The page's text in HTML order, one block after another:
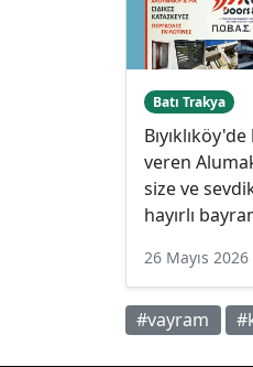
Batı Trakya
veren
size ve
hayırlı
26 Mayıs 2026
#vayram